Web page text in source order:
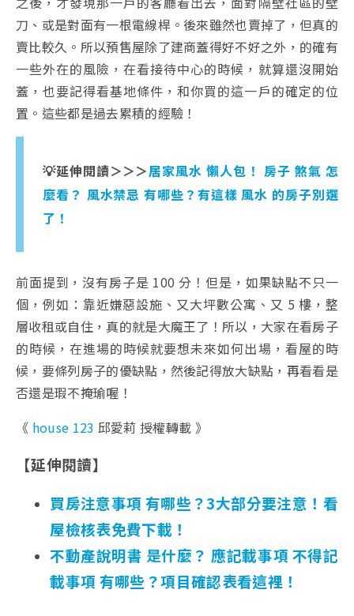
刀、或是對面有一根電線桿。後來雖然也賣掉了，但真的
賣比較久。所以預售屋除了建商蓋得好不好之外，的確有
一些外在的風險，在看接待中心的時候，就算還沒開始
蓋，也要記得看基地條件，和你買的這一戶的確定的位
置。這些都是過去累積的經驗！
💡延伸閱讀＞＞＞居家風水 懶人包！ 房子 煞氣 怎
麼看？ 風水禁忌 有哪些？有這樣 風水 的房子別選
了！
前面提到，沒有房子是 100 分！但是，如果缺點不只一
個，例如：靠近嫌惡設施、又大坪數公寓、又 5 樓，整
層收租或自住，真的就是大魔王了！所以，大家在看房子
的時候，在進場的時候就要想未來如何出場，看屋的時
候，要條列房子的優缺點，然後記得放大缺點，再看看是
否還是瑕不掩瑜喔！
《 house 123 邱愛莉 授權轉載 》
【延伸閱讀】
買房注意事項 有哪些？3大部分要注意！看
屋檢核表免費下載！
不動產說明書 是什麼？ 應記載事項 不得記
載事項 有哪些？項目確認表看這裡！